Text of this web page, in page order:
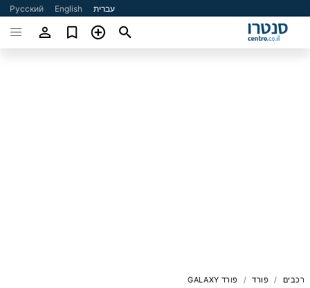
עברית English
Русский
רכבים פורד פורד GALAXY